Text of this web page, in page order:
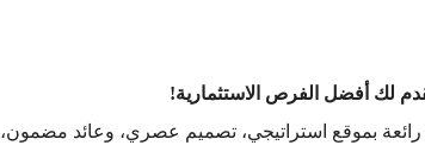
لك أفضل الفرص الاستثمارية!
بموقع استراتيجي، تصميم عصري، وعائد مضمون،